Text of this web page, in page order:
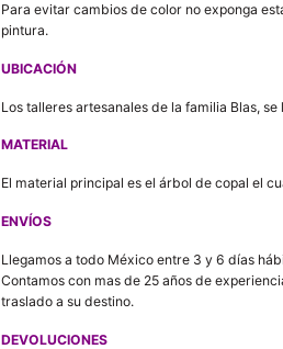
Para evitar cambios de color no exponga
pintura.
UBICACIÓN
Los talleres artesanales de la familia Blas,
MATERIAL
El material principal es el árbol de copal el
ENVÍOS
Llegamos a todo México entre 3 y 6 días
Contamos con mas de 25 años de
traslado a su destino.
DEVOLUCIONES